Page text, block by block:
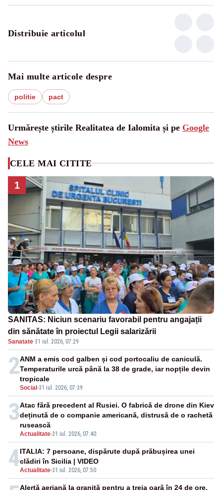
Distribuie articolul
Mai multe articole despre
politie pact
Urmărește știrile Realitatea de Ialomita și pe Google
News
CELE MAI CITITE
1
SANITAS: Niciun scenariu favorabil pentru angajații
din sănătate în proiectul Legii salarizării
Sanatate·31 iul. 2026, 07:29
2
Social -31 iul. 2026, 07:39
ANM a emis cod galben și cod portocaliu de caniculă.
Temperaturile urcă până la 38 de grade, iar nopțile devin
tropicale
3
Actualitate-31 iul. 2026, 07:40
Atac fără precedent al Rusiei. O fabrică de drone din Kiev
deținută de o companie americană, distrusă de o rachetă
rusească
4Actualitate-31 iul. 2026, 07:50
ITALIA: 7 persoane, dispărute după prăbușirea unei
clădiri în Sicilia | VIDEO
Alertă aeriană la graniță pentru a treia oară în 24 de ore.